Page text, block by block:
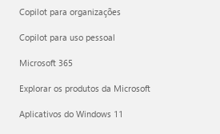
Copilot para organizações
Copilot para uso pessoal
Microsoft 365
Explorar os produtos da Microsoft
Aplicativos do Windows 11